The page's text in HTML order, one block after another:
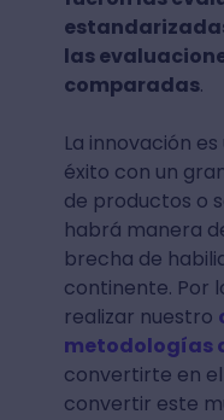
las
comparadas.
La innovación
éxito con un
de productos o
habrá manera
brecha de
continente. Por
realizar nuestro
metodologías
convertirte en
convertir este